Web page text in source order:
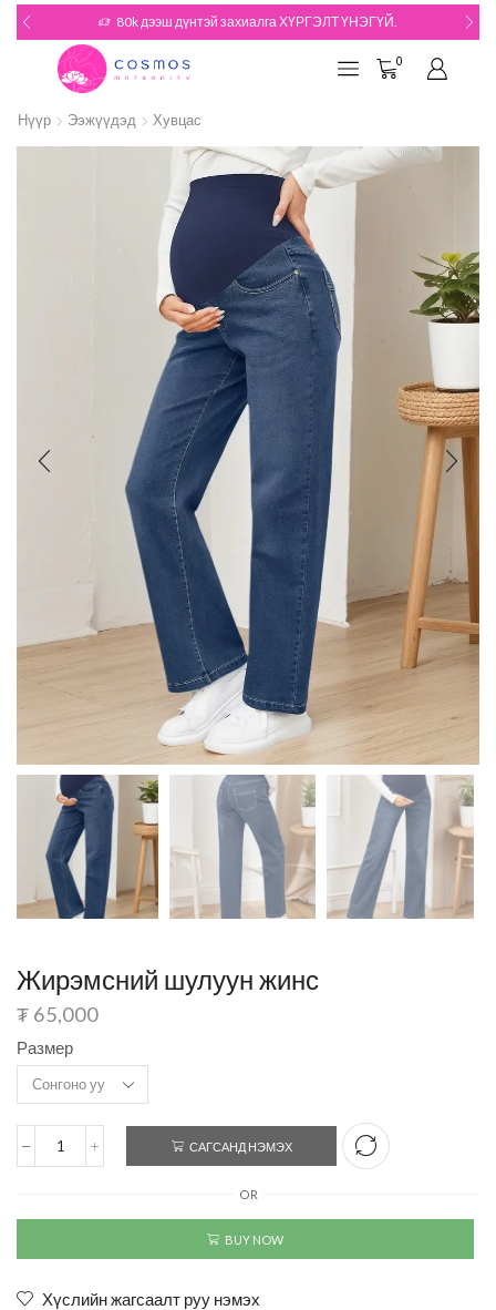
80k дээш дүнтэй захиалга ХҮРГЭЛТ ҮНЭГҮЙ.
0
Нүүр Ээжүүдэд Хувцас
Жирэмсний шулуун жинс
₮ 65,000
Размер
САГСАНД НЭМЭХ
OR
BUY NOW
Хүслийн жагсаалт руу нэмэх